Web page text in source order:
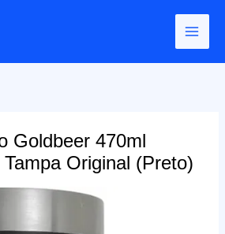
Goldbeer 470ml
Original (Preto)